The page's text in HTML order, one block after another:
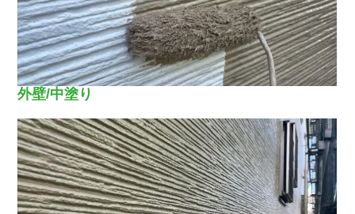
外壁/中塗り